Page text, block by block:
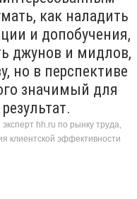
как наладить
и допобучения,
джунов и мидлов,
но в перспективе
значимый для
hh.ru по рынку труда,
клиентской эффективности